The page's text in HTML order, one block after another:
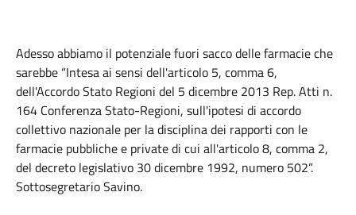
Adesso abbiamo il potenziale fuori sacco delle farmacie che
sarebbe “Intesa ai sensi dell'articolo 5, comma 6,
dell'Accordo Stato Regioni del 5 dicembre 2013 Rep. Atti n.
164 Conferenza Stato-Regioni, sull'ipotesi di accordo
collettivo nazionale per la disciplina dei rapporti con le
farmacie pubbliche e private di cui all'articolo 8, comma 2,
del decreto legislativo 30 dicembre 1992, numero 502”.
Sottosegretario Savino.